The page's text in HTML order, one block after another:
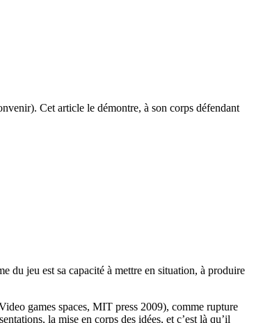
Cet article le démontre, à son corps défendant
du jeu est sa capacité à mettre en situation, à produire
games spaces, MIT press 2009), comme rupture
la mise en corps des idées, et c’est là qu’il